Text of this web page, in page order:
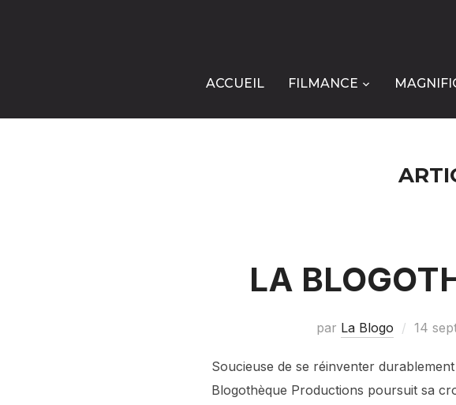
ACCUEIL FILMANCE
LA
par La Blogo 14
Soucieuse de se réinventer
Blogothèque Productions poursuit sa